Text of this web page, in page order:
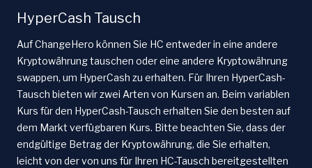
HyperCash Tausch
Auf ChangeHero können Sie HC entweder in eine andere
Kryptowährung tauschen oder eine andere Kryptowährung
swappen, um HyperCash zu erhalten. Für Ihren HyperCash-
Tausch bieten wir zwei Arten von Kursen an. Beim variablen
Kurs für den HyperCash-Tausch erhalten Sie den besten auf
dem Markt verfügbaren Kurs. Bitte beachten Sie, dass der
endgültige Betrag der Kryptowährung, die Sie erhalten,
leicht von der von uns für Ihren HC-Tausch bereitgestellten